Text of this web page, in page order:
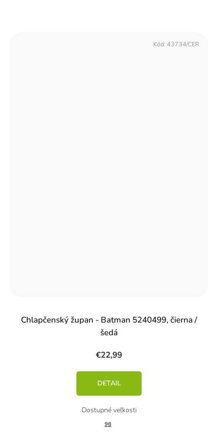
Chlapčenský župan - Batman 5240499, čierna /
šedá
€22,99
DETAIL
98
Kód: 43734/CER